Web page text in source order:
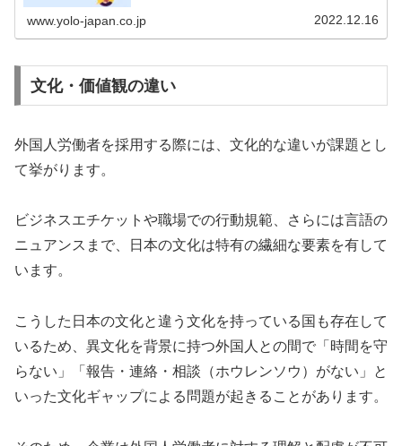
外国人採用に詳しい人材コンサルティング会社に相談をし
たり、セミナーに参加をしたりするのも有効です。
www.yolo-japan.co.jp 2022.12.16
文化・価値観の違い
外国人労働者を採用する際には、文化的な違いが課題とし
て挙がります。
ビジネスエチケットや職場での行動規範、さらには言語の
ニュアンスまで、日本の文化は特有の繊細な要素を有して
います。
こうした日本の文化と違う文化を持っている国も存在して
いるため、異文化を背景に持つ外国人との間で「時間を守
らない」「報告・連絡・相談（ホウレンソウ）がない」と
いった文化ギャップによる問題が起きることがあります。